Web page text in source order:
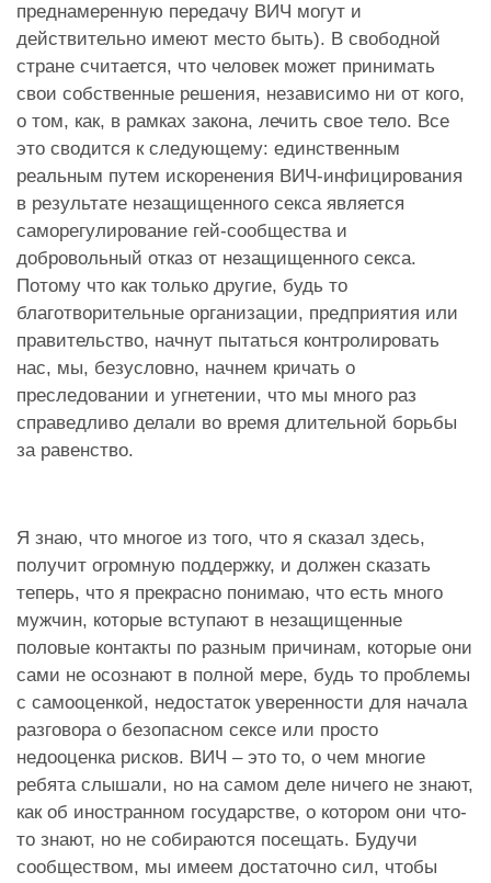
преднамеренную передачу ВИЧ могут и
действительно имеют место быть). В свободной
стране считается, что человек может принимать
свои собственные решения, независимо ни от кого,
о том, как, в рамках закона, лечить свое тело. Все
это сводится к следующему: единственным
реальным путем искоренения ВИЧ-инфицирования
в результате незащищенного секса является
саморегулирование гей-сообщества и
добровольный отказ от незащищенного секса.
Потому что как только другие, будь то
благотворительные организации, предприятия или
правительство, начнут пытаться контролировать
нас, мы, безусловно, начнем кричать о
преследовании и угнетении, что мы много раз
справедливо делали во время длительной борьбы
за равенство.
Я знаю, что многое из того, что я сказал здесь,
получит огромную поддержку, и должен сказать
теперь, что я прекрасно понимаю, что есть много
мужчин, которые вступают в незащищенные
половые контакты по разным причинам, которые они
сами не осознают в полной мере, будь то проблемы
с самооценкой, недостаток уверенности для начала
разговора о безопасном сексе или просто
недооценка рисков. ВИЧ – это то, о чем многие
ребята слышали, но на самом деле ничего не знают,
как об иностранном государстве, о котором они что-
то знают, но не собираются посещать. Будучи
сообществом, мы имеем достаточно сил, чтобы